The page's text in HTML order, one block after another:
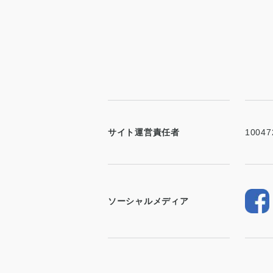
サイト運営責任者
ソーシャルメディア